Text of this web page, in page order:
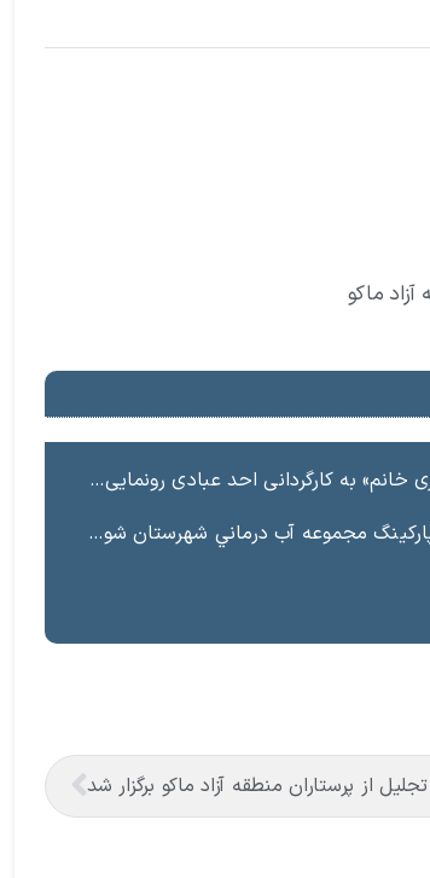
ماکو
به کارگردانی احد عبادی رونمایی شد
آب درماني شهرستان شوط منطقه آزاد ماكو “
از پرستاران منطقه آزاد ماکو برگزار شد